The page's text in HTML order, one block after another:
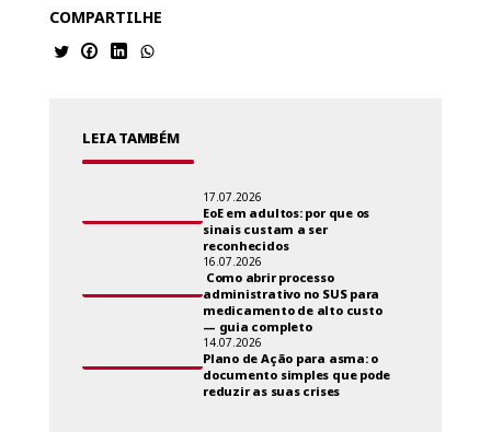
COMPARTILHE
LEIA TAMBÉM
17.07.2026
EoE em adultos: por que os
sinais custam a ser
reconhecidos
16.07.2026
Como abrir processo
administrativo no SUS para
medicamento de alto custo
— guia completo
14.07.2026
Plano de Ação para asma: o
documento simples que pode
reduzir as suas crises